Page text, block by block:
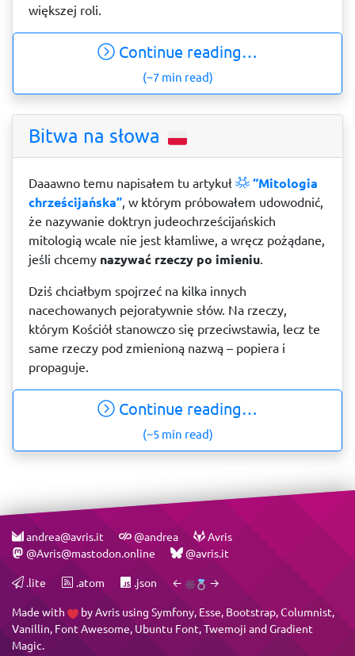
większej roli.
Continue reading…
(~7 min read)
Bitwa na słowa
Daaawno temu napisałem tu artykuł
“Mitologia
chrześcijańska”, w którym próbowałem udowodnić,
że nazywanie doktryn judeochrześcijańskich
mitologią wcale nie jest kłamliwe, a wręcz pożądane,
jeśli chcemy nazywać rzeczy po imieniu.
Dziś chciałbym spojrzeć na kilka innych
nacechowanych pejoratywnie słów. Na rzeczy,
którym Kościół stanowczo się przeciwstawia, lecz te
same rzeczy pod zmienioną nazwą – popiera i
propaguje.
Continue reading…
(~5 min read)
andrea@avris.it @andrea
Avris
@Avris@mastodon.online
@avris.it
.lite .atom .json ← →
Made with byAvris using Symfony, Esse, Bootstrap,Columnist,
Vanillin, Font Awesome, Ubuntu Font,Twemoji andGradient
Magic.